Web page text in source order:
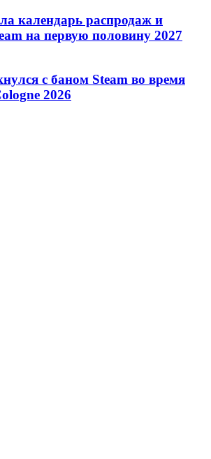
календарь распродаж и
на первую половину 2027
с баном Steam во время
2026